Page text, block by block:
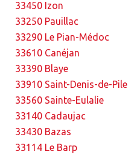
33450 Izon
33250 Pauillac
33290 Le Pian-Médoc
33610 Canéjan
33390 Blaye
33910 Saint-Denis-de-Pile
33560 Sainte-Eulalie
33140 Cadaujac
33430 Bazas
33114 Le Barp